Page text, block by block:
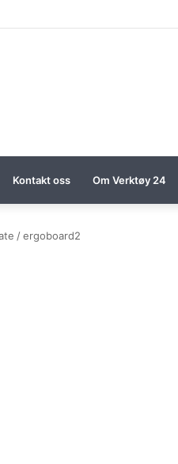
til Festool billigere
Kontakt oss Om Verktøy 24
/ergoboard2